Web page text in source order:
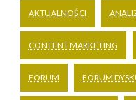
AKTUALNOŚCI
CONTENT MARKETING
FORUM FORUM